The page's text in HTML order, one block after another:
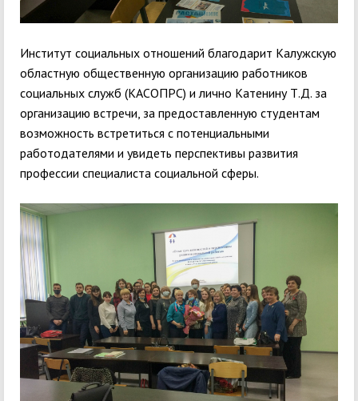
Институт социальных отношений благодарит Калужскую
областную общественную организацию работников
социальных служб (КАСОПРС) и лично Катенину Т.Д. за
организацию встречи, за предоставленную студентам
возможность встретиться с потенциальными
работодателями и увидеть перспективы развития
профессии специалиста социальной сферы.